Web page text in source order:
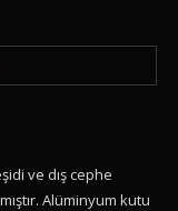
ve dış cephe
Alüminyum kutu